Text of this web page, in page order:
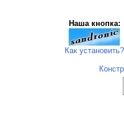
Наша кнопка:
Как установить?